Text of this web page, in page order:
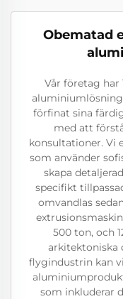
Obematad
Vår företag har
förfinat sina
med att
konsultationer. Vi
som använder
skapa
specifikt
omvandlas
500 ton, och
arkitektoniska
flygindustrin kan
som inkluderar